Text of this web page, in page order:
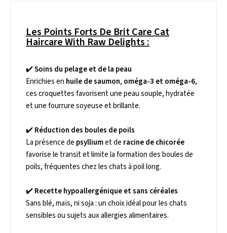
Les Points Forts De Brit Care Cat
Haircare With Raw Delights :
✔️Soins du pelage et de la peau
Enrichies en huile de saumon, oméga-3 et oméga-6,
ces croquettes favorisent une peau souple, hydratée
et une fourrure soyeuse et brillante.
✔️Réduction des boules de poils
La présence de psylliumet de racine de chicorée
favorise le transit et limite la formation des boules de
poils, fréquentes chez les chats à poil long.
✔️Recette hypoallergénique et sans céréales
Sans blé, maïs, ni soja : un choix idéal pour les chats
sensibles ou sujets aux allergies alimentaires.